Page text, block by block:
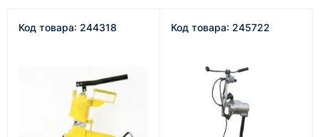
Код товара: 244318 Код товара: 245722